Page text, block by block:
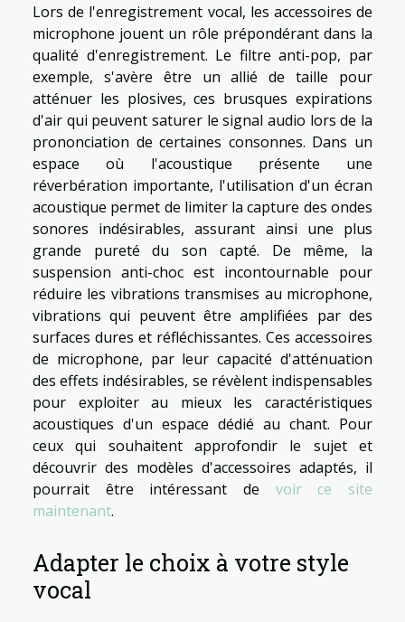
Lors de l'enregistrement vocal, les accessoires de
microphone jouent un rôle prépondérant dans la
qualité d'enregistrement. Le filtre anti-pop, par
exemple, s'avère être un allié de taille pour
atténuer les plosives, ces brusques expirations
d'air qui peuvent saturer le signal audio lors de la
prononciation de certaines consonnes. Dans un
espace où l'acoustique présente une
réverbération importante, l'utilisation d'un écran
acoustique permet de limiter la capture des ondes
sonores indésirables, assurant ainsi une plus
grande pureté du son capté. De même, la
suspension anti-choc est incontournable pour
réduire les vibrations transmises au microphone,
vibrations qui peuvent être amplifiées par des
surfaces dures et réfléchissantes. Ces accessoires
de microphone, par leur capacité d'atténuation
des effets indésirables, se révèlent indispensables
pour exploiter au mieux les caractéristiques
acoustiques d'un espace dédié au chant. Pour
ceux qui souhaitent approfondir le sujet et
découvrir des modèles d'accessoires adaptés, il
pourrait être intéressant de voir ce site
maintenant.
Adapter le choix à votre style
vocal